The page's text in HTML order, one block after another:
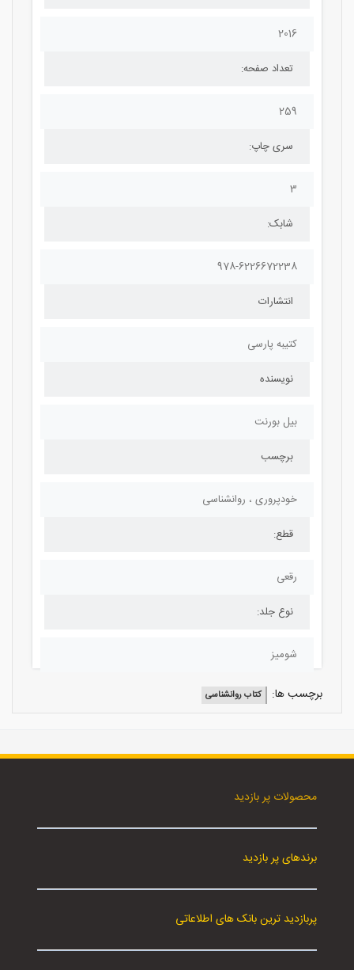
2016
تعداد صفحه:
259
سری چاپ:
3
شابک:
978-6226672238
انتشارات
کتیبه پارسی
نویسنده
بیل بورنت
برچسب
خودپروری ، روانشناسی
قطع:
رقعی
نوع جلد:
شومیز
برچسب ها: کتاب روانشناسی
محصولات پر بازدید
برندهای پر بازدید
پربازدید ترین بانک های اطلاعاتی